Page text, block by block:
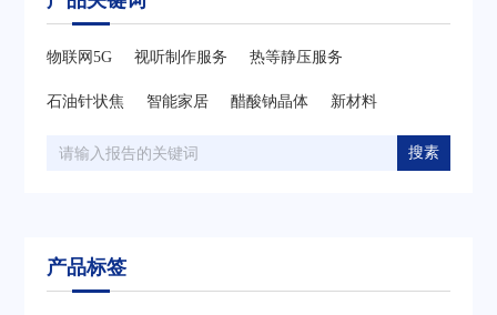
物联网5G 视听制作服务 热等静压服务
石油针状焦 智能家居 醋酸钠晶体 新材料
搜素
产品标签